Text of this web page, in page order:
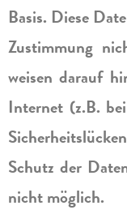
Basis. Diese
Zustimmung
weisen darauf
Internet (z.B.
Schutz der
nicht möglich.